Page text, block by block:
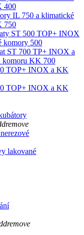
400
IL 750 a klimatické
750
ST 500 TOP+ INOX
komory 500
ST 700 TP+ INOX a
komoru KK 700
TOP+ INOX a KK
TOP+ INOX a KK
remove
lakované
remove